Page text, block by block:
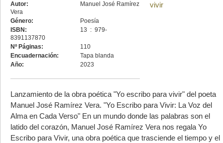
Autor:
Manuel José Ramírez
Vera
Género:
Poesía
ISBN:
13 ‏ : ‎ 979-
8391137870
Nº Páginas:
110
Encuadernación:
Tapa blanda
Año:
2023
Lanzamiento de la obra poética "Yo escribo para vivir" del poeta
Manuel José Ramírez Vera. "Yo Escribo para Vivir: La Voz del
Alma en Cada Verso" En un mundo donde las palabras son el
latido del corazón, Manuel José Ramírez Vera nos regala Yo
Escribo para Vivir, una obra poética que trasciende el tiempo y el